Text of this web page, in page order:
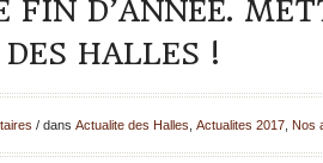
FIN D’ANNÉE.
DES HALLES !
/ dans Actualite des Halles Actualites 2017, Nos